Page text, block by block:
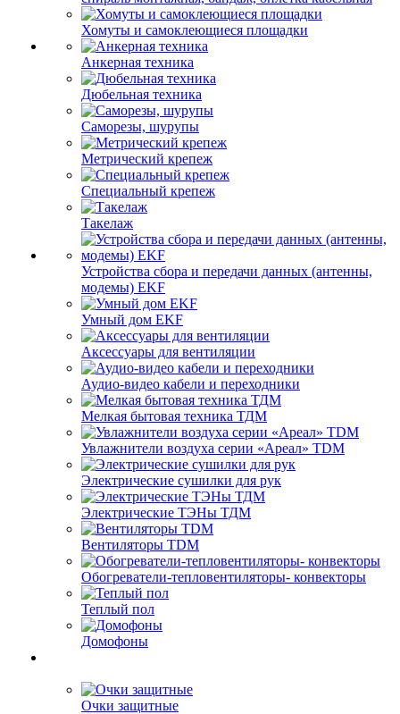
Хомуты и самоклеющиеся площадки
Анкерная техника
Дюбельная техника
Саморезы, шурупы
Метрический крепеж
Специальный крепеж
Такелаж
Устройства сбора и передачи данных (антенны,
модемы) EKF
Умный дом EKF
Аксессуары для вентиляции
Аудио-видео кабели и переходники
Мелкая бытовая техника ТДМ
Увлажнители воздуха серии «Ареал» TDM
Электрические сушилки для рук
Электрические ТЭНы ТДМ
Вентиляторы TDM
Обогреватели-тепловентиляторы- конвекторы
Теплый пол
Домофоны
Очки защитные